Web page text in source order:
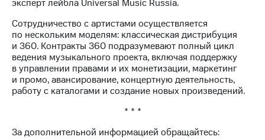
Дивиденды
облигаций
Описание
Еврооблигации-2023
Уведомление
о
погашении
Другое
эксперт лейбла Universal Music Russia.
Сотрудничество с артистами осуществляется
по нескольким моделям: классическая дистрибуция
и 360. Контракты 360 подразумевают полный цикл
ведения музыкального проекта, включая поддержку
в управлении правами и их монетизации, маркетинг
и промо, авансирование, концертную деятельность,
работу с каталогами и создание новых произведений.
* * *
За дополнительной информацией обращайтесь: